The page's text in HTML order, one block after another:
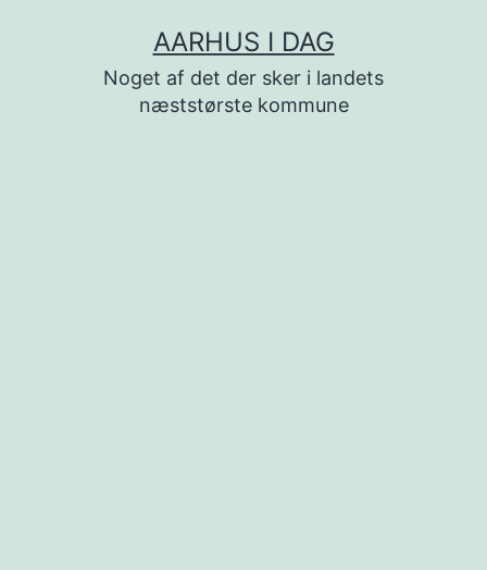
AARHUS I DAG
Noget af det der sker i landets
næststørste kommune